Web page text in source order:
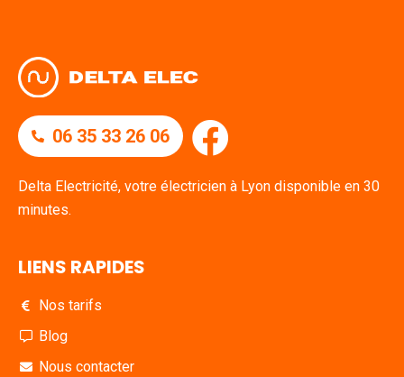
06 35 33 26 06
Delta Electricité, votre électricien à Lyon disponible en 30
minutes.
LIENS RAPIDES
Nos tarifs
Blog
Nous contacter